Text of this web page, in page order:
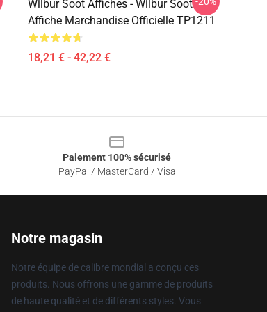
Wilbur Soot Affiches - Wilbur Soot
Affiche Marchandise Officielle TP1211
18,21 € - 42,22 €
Paiement 100% sécurisé
PayPal / MasterCard / Visa
Notre magasin
Notre équipe de calibre mondial a conçu ces
produits. Nous offrons une gamme de produits
de haute qualité et de différents styles. Vous